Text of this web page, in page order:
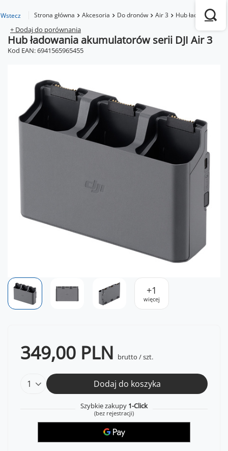
Wstecz Strona główna Akcesoria Do dronów Air 3 Hub ładowania
+ Dodaj do porównania
Hub ładowania akumulatorów serii DJI Air 3
Kod EAN: 6941565965455
+1
więcej
349,00 PLN brutto /szt.
Dodaj do koszyka
Szybkie zakupy 1-Click
(bez rejestracji)